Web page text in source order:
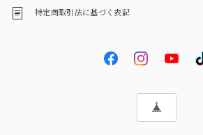
特定商取引法に基づく表記